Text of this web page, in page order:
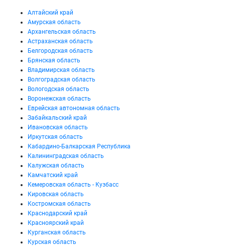
Алтайский край
Амурская область
Архангельская область
Астраханская область
Белгородская область
Брянская область
Владимирская область
Волгоградская область
Вологодская область
Воронежская область
Еврейская автономная область
Забайкальский край
Ивановская область
Иркутская область
Кабардино-Балкарская Республика
Калининградская область
Калужская область
Камчатский край
Кемеровская область - Кузбасс
Кировская область
Костромская область
Краснодарский край
Красноярский край
Курганская область
Курская область